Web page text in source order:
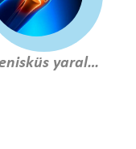
Menisküs yaralanmaları ve cerrahi sonrası tedavi